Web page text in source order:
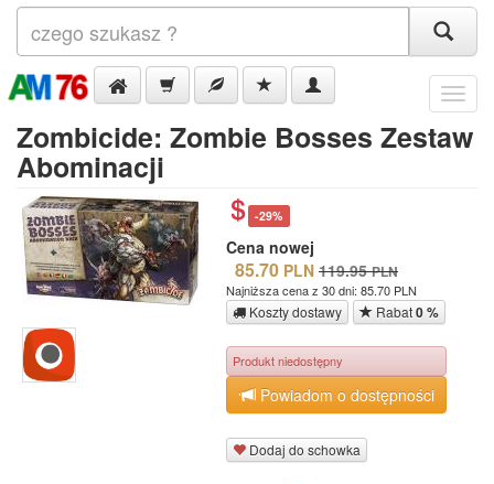
Menu
Zombicide: Zombie Bosses Zestaw
Abominacji
-29%
Cena nowej
85.70 PLN 119.95 PLN
Najniższa cena z 30 dni: 85.70 PLN
Koszty dostawy Rabat0 %
Produkt niedostępny
Powiadom o dostępności
Dodaj do schowka